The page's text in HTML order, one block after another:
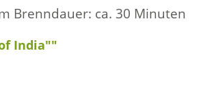
Brenndauer: ca. 30 Minuten
India""